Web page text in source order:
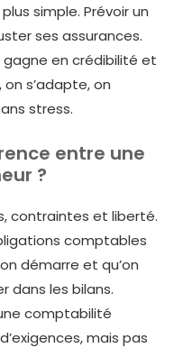
simple. Prévoir un
ses assurances.
gagne en crédibilité et
s’adapte, on
stress.
entre une
?
contraintes et liberté.
comptables
démarre et qu’on
dans les bilans.
comptabilité
mais pas